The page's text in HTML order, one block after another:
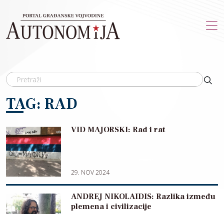
TAG: RAD
VID MAJORSKI: Rad i rat
29. NOV 2024
ANDREJ NIKOLAIDIS: Razlika između
plemena i civilizacije